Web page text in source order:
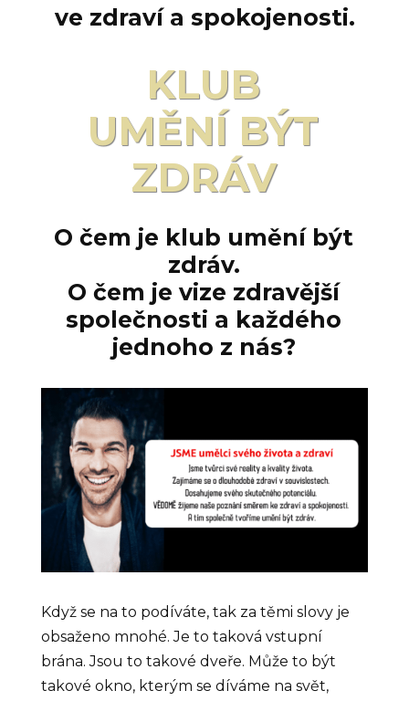
ve zdraví a spokojenosti.
KLUB
UMĚNÍ BÝT
ZDRÁV
O čem je klub umění být
zdráv.
O čem je vize zdravější
společnosti a každého
jednoho z nás?
Když se na to podíváte, tak za těmi slovy je
obsaženo mnohé. Je to taková vstupní
brána. Jsou to takové dveře. Může to být
takové okno, kterým se díváme na svět,